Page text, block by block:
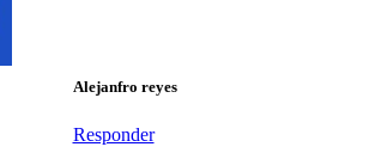
Alejanfro reyes
Responder